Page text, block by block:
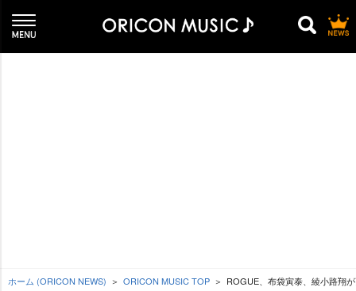
ホーム (ORICON NEWS) ORICON MUSIC TOP ROGUE、布袋寅泰、綾小路翔